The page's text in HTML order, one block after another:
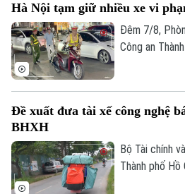
Thời trang
Âm nhạc
với nhiều thế
Hà Nội tạm giữ nhiều xe vi
Đêm 7/8,
Công an
Đề xuất đưa tài xế công nghệ
BHXH
Bộ Tài chính
Thành phố Hồ